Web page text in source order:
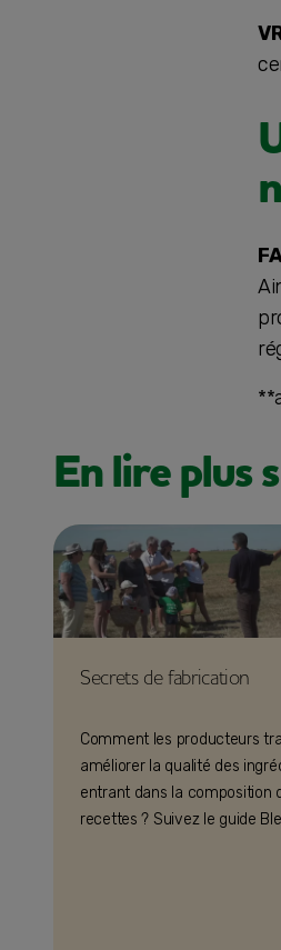
En lire plus
Secrets de fabrication
Comment les producteurs
améliorer la qualité des
entrant dans la composition
recettes ? Suivez le guide